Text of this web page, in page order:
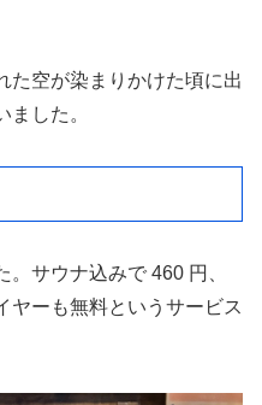
た空が染まりかけた頃に出
した。
サウナ込みで 460 円、
ヤーも無料というサービス